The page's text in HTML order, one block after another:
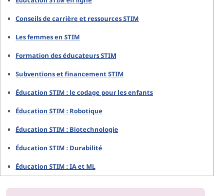
Conseils de carrière et ressources STIM
Les femmes en STIM
Formation des éducateurs STIM
Subventions et financement STIM
Éducation STIM : le codage pour les enfants
Éducation STIM : Robotique
Éducation STIM : Biotechnologie
Éducation STIM : Durabilité
Éducation STIM : IA et ML